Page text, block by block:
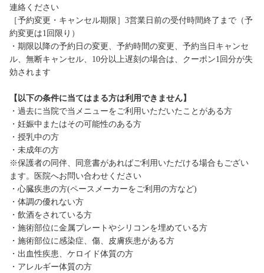
連絡ください
［予約変更・キャンセル期限］3営業日前の受付時間終了まで（予
約変更は1回限り）
・期限以降の予約日の変更、予約時間の変更、予約当日キャンセ
ル、無断キャンセル、10分以上遅刻の場合は、クーポン1回分が失
効されます
【以下の条件に当てはまる方は利用できません】
・過去に当院で当メニューをご利用いただいたことがある方
・妊娠中またはその可能性のある方
・授乳中の方
・未成年の方
※保護者の同伴、同意書があればご利用いただける場合もござい
ます。医院へお問い合わせください
・心臓疾患の方(ペースメーカーをご利用の方など)
・体調の優れない方
・飲酒をされている方
・施術部位に金属プレートやシリコンを埋めている方
・施術部位に感染症、傷、皮膚疾患がある方
・出血性疾患、ケロイド体質の方
・アレルギー体質の方